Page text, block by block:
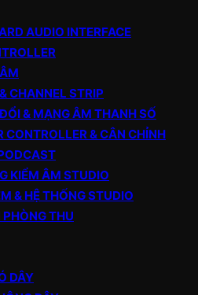
AUDIO INTERFACE
CHANNEL STRIP
& MẠNG ÂM THANH SỐ
CONTROLLER & CÂN CHỈNH
KIỂM ÂM STUDIO
& HỆ THỐNG STUDIO
PHÒNG THU
DÂY